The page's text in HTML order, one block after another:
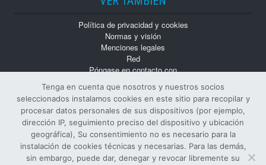
Política de privacidad y cookies
Normas y visión
Menciones legales
Red
Póngase en contacto con
Monografías
Números atrasados
Tenga en cuenta que nosotros y nuestros socios
seleccionados instalamos cookies en este sitio para recopilar y
procesar datos personales de sus dispositivos (por ejemplo,
dirección IP, seguimiento preciso del dispositivo y ubicación
geográfica), Su consentimiento no es necesario para la
instalación de cookies técnicas y necesarias. Para las demás,
sin embargo, puede dar, denegar y revocar libremente su